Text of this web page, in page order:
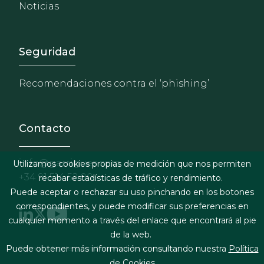
Noticias
Footer - Extranet y
Seguridad
Recomendaciones contra el ‘phishing’
Contacto
info@garrigues.com
+34 91 514 52 00
Footer menu
Términos legales y condiciones de contratación
Utilizamos cookies propias de medición que nos permiten
recabar estadísticas de tráfico y rendimiento.
Puede aceptar o rechazar su uso pinchando en los botones
correspondientes, y puede modificar sus preferencias en
cualquier momento a través del enlace que encontrará al pie
de la web.
Puede obtener más información consultando nuestra Política